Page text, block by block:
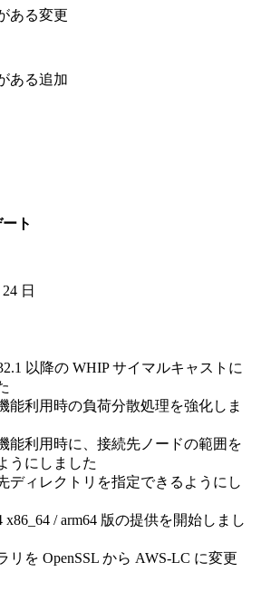
ある変更
ある追加
ト
日
以降の WHIP サイマルキャストに
能利用時の負荷分散処理を強化しま
能利用時に、接続先ノードの範囲を
うにしました
ディレクトリを指定できるようにし
x86_64 / arm64 版の提供を開始しまし
リを OpenSSL から AWS-LC に変更